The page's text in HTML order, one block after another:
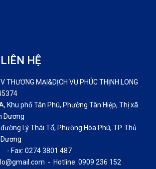
HỆ
THƯƠNG MẠI&DỊCH VỤ PHÚC THỊNH LONG
Khu phố Tân Phú, Phường Tân Hiệp, Thị xã
Dương
Lý Thái Tổ, Phường Hòa Phú, TP. Thủ
- Fax: 0274 3801 487
- Hotline: 0909 236 152